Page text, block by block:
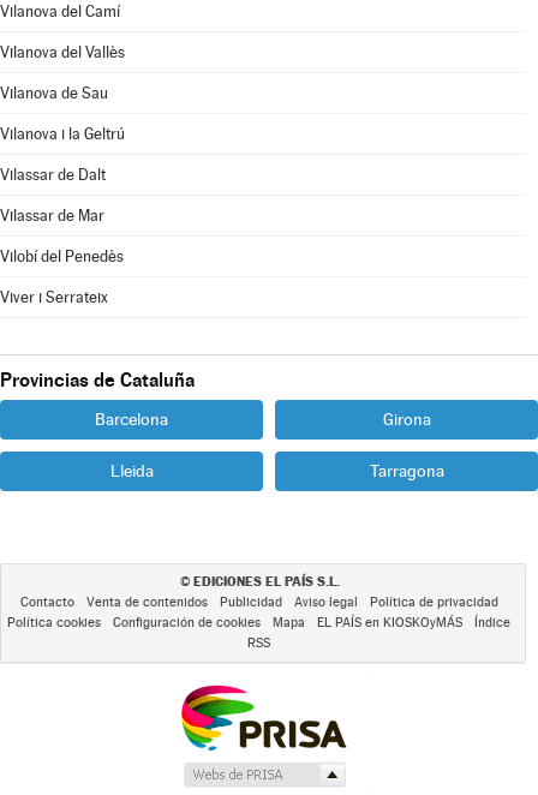
Vilanova del Camí
Vilanova del Vallès
Vilanova de Sau
Vilanova i la Geltrú
Vilassar de Dalt
Vilassar de Mar
Vilobí del Penedès
Viver i Serrateix
Provincias de Cataluña
Barcelona Girona
Lleida Tarragona
© EDICIONES EL PAÍS S.L.
Contacto Venta de contenidos Publicidad Aviso legal
Política de privacidad
Política cookies
Configuración de cookies Mapa EL PAÍS en KIOSKOyMÁS
Índice
RSS